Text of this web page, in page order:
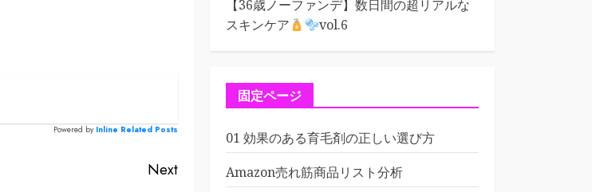
Powered by Inline Related Posts
Next
【36歳ノーファンデ】数日間の超リアルな
スキンケア
vol.6
固定ページ
01 効果のある育毛剤の正しい選び方
Amazon売れ筋商品リスト分析